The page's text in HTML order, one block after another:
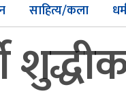
साहित्य/कला